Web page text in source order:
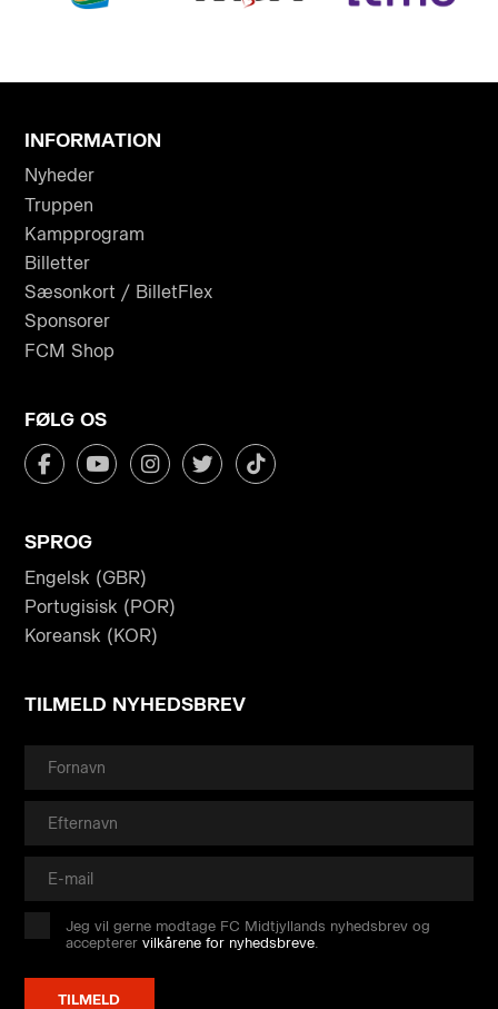
INFORMATION
Nyheder
Truppen
Kampprogram
Billetter
Sæsonkort / BilletFlex
Sponsorer
FCM Shop
FØLG OS
SPROG
Engelsk (GBR)
Portugisisk (POR)
Koreansk (KOR)
TILMELD NYHEDSBREV
Jeg vil gerne modtage FC Midtjyllands nyhedsbrev og
accepterervilkårene for nyhedsbreve